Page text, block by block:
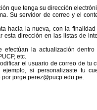
que tenga su dirección
Su servidor de correo y el
hacia la nueva, con la
dirección en las listas de
efectúan la actualización
etc.
el usuario de correo de tu
si personalizaste tu
jorge.perez@pucp.edu.pe.